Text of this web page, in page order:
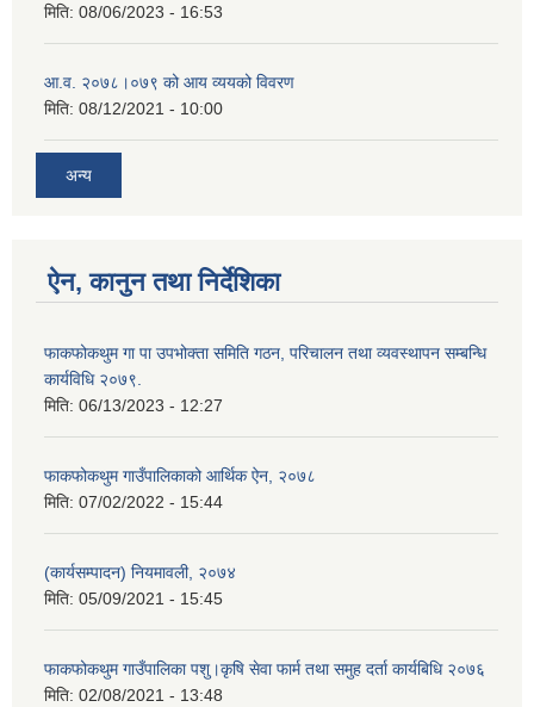
मिति: 08/06/2023 - 16:53
आ.व. २०७८।०७९ को आय व्ययको विवरण
मिति: 08/12/2021 - 10:00
अन्य
ऐन, कानुन तथा निर्देशिका
फाकफोकथुम गा पा उपभोक्ता समिति गठन, परिचालन तथा व्यवस्थापन सम्बन्धि
कार्यविधि २०७९.
मिति: 06/13/2023 - 12:27
फाकफोकथुम गाउँपालिकाको आर्थिक ऐन, २०७८
मिति: 07/02/2022 - 15:44
(कार्यसम्पादन) नियमावली, २०७४
मिति: 05/09/2021 - 15:45
फाकफोकथुम गाउँपालिका पशु।कृषि सेवा फार्म तथा समुह दर्ता कार्यबिधि २०७६
मिति: 02/08/2021 - 13:48